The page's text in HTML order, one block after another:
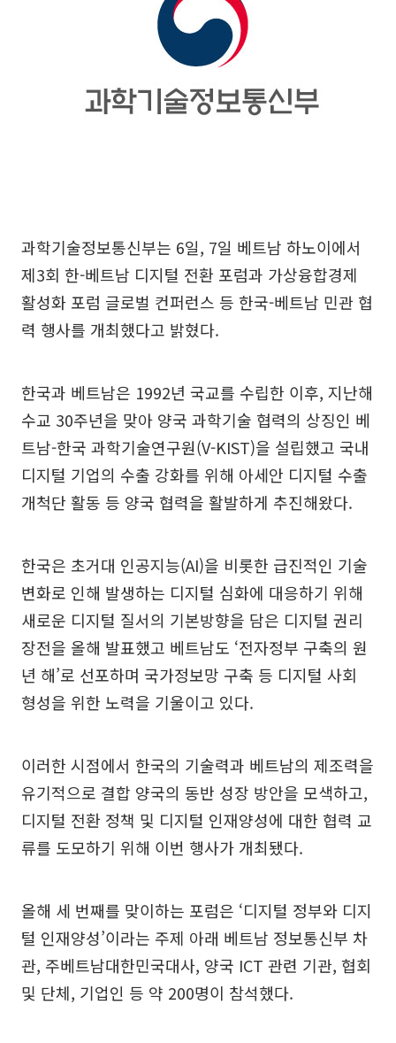
과학기술정보통신부는 6일, 7일 베트남 하노이에서
제3회 한-베트남 디지털 전환 포럼과 가상융합경제
활성화 포럼 글로벌 컨퍼런스 등 한국-베트남 민관 협
력 행사를 개최했다고 밝혔다.
한국과 베트남은 1992년 국교를 수립한 이후, 지난해
수교 30주년을 맞아 양국 과학기술 협력의 상징인 베
트남-한국 과학기술연구원(V-KIST)을 설립했고 국내
디지털 기업의 수출 강화를 위해 아세안 디지털 수출
개척단 활동 등 양국 협력을 활발하게 추진해왔다.
한국은 초거대 인공지능(AI)을 비롯한 급진적인 기술
변화로 인해 발생하는 디지털 심화에 대응하기 위해
새로운 디지털 질서의 기본방향을 담은 디지털 권리
장전을 올해 발표했고 베트남도 ‘전자정부 구축의 원
년 해’로 선포하며 국가정보망 구축 등 디지털 사회
형성을 위한 노력을 기울이고 있다.
이러한 시점에서 한국의 기술력과 베트남의 제조력을
유기적으로 결합 양국의 동반 성장 방안을 모색하고,
디지털 전환 정책 및 디지털 인재양성에 대한 협력 교
류를 도모하기 위해 이번 행사가 개최됐다.
올해 세 번째를 맞이하는 포럼은 ‘디지털 정부와 디지
털 인재양성’이라는 주제 아래 베트남 정보통신부 차
관, 주베트남대한민국대사, 양국 ICT 관련 기관, 협회
및 단체, 기업인 등 약 200명이 참석했다.